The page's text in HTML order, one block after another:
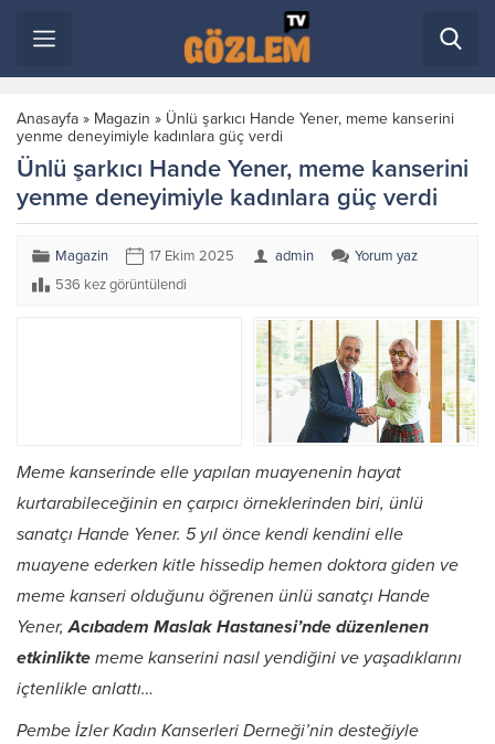
Anasayfa » Magazin » Ünlü şarkıcı Hande Yener, meme kanserini
yenme deneyimiyle kadınlara güç verdi
Ünlü şarkıcı Hande Yener, meme kanserini
yenme deneyimiyle kadınlara güç verdi
Magazin 17 Ekim 2025 admin
Yorum yaz
536 kez görüntülendi
Meme kanserinde elle yapılan muayenenin hayat
kurtarabileceğinin en çarpıcı örneklerinden biri, ünlü
sanatçı Hande Yener. 5 yıl önce kendi kendini elle
muayene ederken kitle hissedip hemen doktora giden ve
meme kanseri olduğunu öğrenen ünlü sanatçı Hande
Yener,Acıbadem Maslak Hastanesi’nde düzenlenen
etkinlikte meme kanserini nasıl yendiğini ve yaşadıklarını
içtenlikle anlattı…
Pembe İzler Kadın Kanserleri Derneği’nin desteğiyle